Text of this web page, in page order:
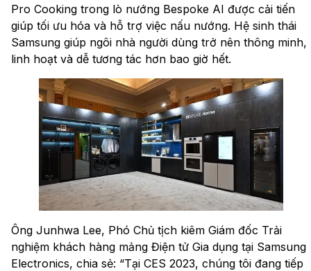
Pro Cooking trong lò nướng Bespoke AI được cải tiến
giúp tối ưu hóa và hỗ trợ việc nấu nướng. Hệ sinh thái
Samsung giúp ngôi nhà người dùng trở nên thông minh,
linh hoạt và dễ tương tác hơn bao giờ hết.
Ông Junhwa Lee, Phó Chủ tịch kiêm Giám đốc Trải
nghiệm khách hàng mảng Điện tử Gia dụng tại Samsung
Electronics, chia sẻ: “Tại CES 2023, chúng tôi đang tiếp